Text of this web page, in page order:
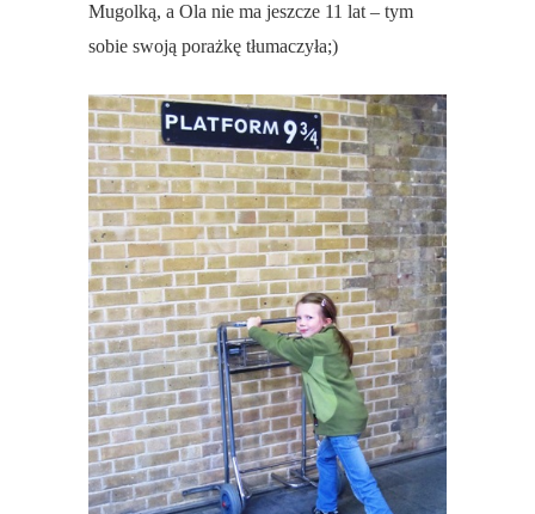
Mugolką, a Ola nie ma jeszcze 11 lat – tym
sobie swoją porażkę tłumaczyła;)